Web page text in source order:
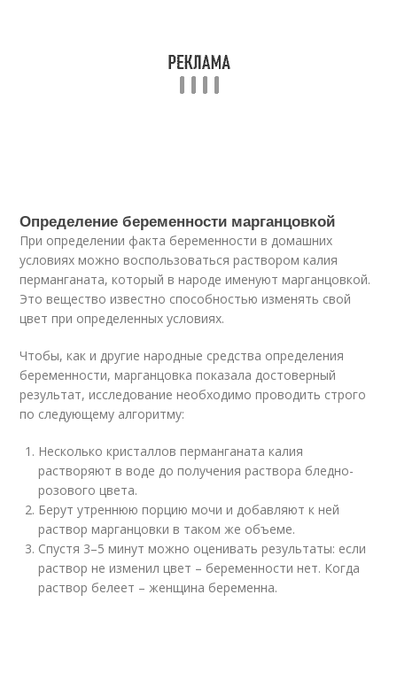
Определение беременности марганцовкой
При определении факта беременности в домашних
условиях можно воспользоваться раствором калия
перманганата, который в народе именуют марганцовкой.
Это вещество известно способностью изменять свой
цвет при определенных условиях.
Чтобы, как и другие народные средства определения
беременности, марганцовка показала достоверный
результат, исследование необходимо проводить строго
по следующему алгоритму:
Несколько кристаллов перманганата калия
растворяют в воде до получения раствора бледно-
розового цвета.
Берут утреннюю порцию мочи и добавляют к ней
раствор марганцовки в таком же объеме.
Спустя 3–5 минут можно оценивать результаты: если
раствор не изменил цвет – беременности нет. Когда
раствор белеет – женщина беременна.